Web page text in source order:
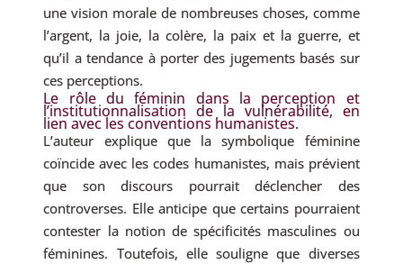
une vision morale de nombreuses choses, comme
l’argent, la joie, la colère, la paix et la guerre, et
qu’il a tendance à porter des jugements basés sur
ces perceptions.
Le rôle du féminin dans la perception et
l’institutionnalisation de la vulnérabilité, en
lien avec les conventions humanistes.
L’auteur explique que la symbolique féminine
coïncide avec les codes humanistes, mais prévient
que son discours pourrait déclencher des
controverses. Elle anticipe que certains pourraient
contester la notion de spécificités masculines ou
féminines. Toutefois, elle souligne que diverses